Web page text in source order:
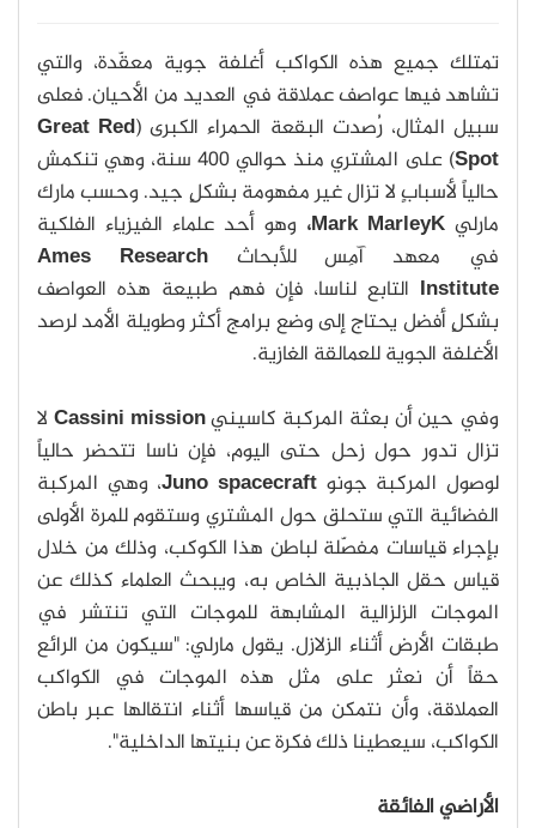
تمتلك جميع هذه الكواكب أغلفة جوية معقّدة، والتي
تشاهد فيها عواصف عملاقة في العديد من الأحيان. فعلى
سبيل المثال، رُصدت البقعة الحمراء الكبرى (Great Red
Spot
) على المشتري منذ حوالي 400 سنة، وهي تنكمش
حالياً لأسبابٍ لا تزال غير مفهومة بشكلٍ جيد. وحسب مارك
مارلي Mark MarleyK، وهو أحد علماء الفيزياء الفلكية
في معهد آمِس للأبحاثAmes Research
Institute التابع لناسا، فإن فهم طبيعة هذه العواصف
بشكلٍ أفضل يحتاج إلى وضع برامج أكثر وطويلة الأمد لرصد
الأغلفة الجوية للعمالقة الغازية.
وفي حين أن بعثة المركبة كاسينيCassini mission لا
تزال تدور حول زحل حتى اليوم، فإن ناسا تتحضر حالياً
لوصول المركبة جونو Juno spacecraft، وهي المركبة
الفضائية التي ستحلق حول المشتري وستقوم للمرة الأولى
بإجراء قياسات مفصّلة لباطن هذا الكوكب، وذلك من خلال
قياس حقل الجاذبية الخاص به، ويبحث العلماء كذلك عن
الموجات الزلزالية المشابهة للموجات التي تنتشر في
طبقات الأرض أثناء الزلازل. يقول مارلي: "سيكون من الرائع
حقاً أن نعثر على مثل هذه الموجات في الكواكب
العملاقة، وأن نتمكن من قياسها أثناء انتقالها عبر باطن
الكواكب، سيعطينا ذلك فكرة عن بنيتها الداخلية".
الأراضي الفائقة